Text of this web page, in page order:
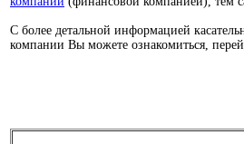
С более детальной информацией
компании Вы можете ознакомиться,